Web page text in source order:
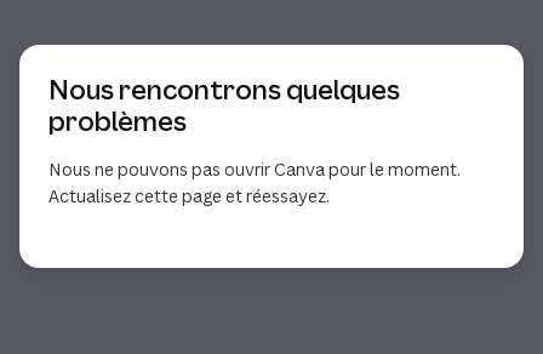
Nous rencontrons quelques
problèmes
Nous ne pouvons pas ouvrir Canva pour le moment.
Actualisez cette page et réessayez.